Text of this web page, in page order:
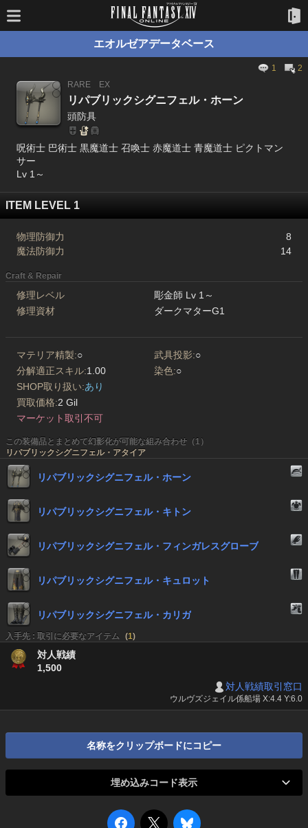
エオルゼアデータベース
1
2
RARE
EX
リパブリックシグニフェル・ホーン
頭防具
呪術士 巴術士 黒魔道士 召喚士 赤魔道士 青魔道士 ピクトマン
サー
Lv 1～
ITEM LEVEL 1
物理防御力
8
魔法防御力
14
Craft & Repair
修理レベル
彫金師 Lv 1～
修理資材
ダークマターG1
マテリア精製:○ 武具投影:○
分解適正スキル:1.00 染色:○
SHOP取り扱い:あり
買取価格:2 Gil
マーケット取引不可
この装備品とまとめて幻影化が可能な組み合わせ（1）
リパブリックシグニフェル・アタイア
リパブリックシグニフェル・ホーン
リパブリックシグニフェル・キトン
リパブリックシグニフェル・フィンガレスグローブ
リパブリックシグニフェル・キュロット
リパブリックシグニフェル・カリガ
入手先 : 取引に必要なアイテム (1)
対人戦績
1,500
対人戦績取引窓口
ウルヴズジェイル係船場 X:4.4 Y:6.0
名称をクリップボードにコピー
埋め込みコード表示